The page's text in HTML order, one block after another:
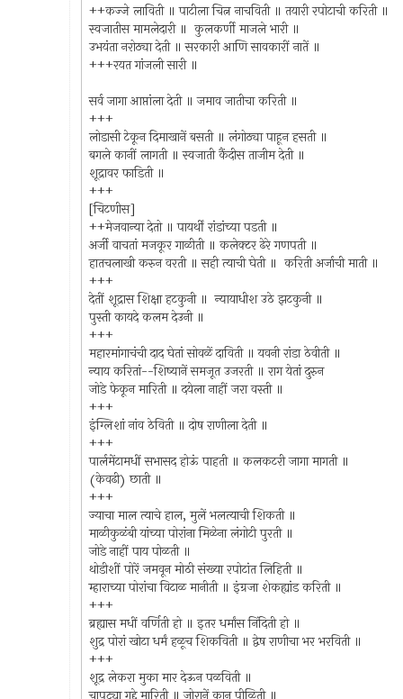
++कज्जे लाविती ॥ पाटीला चित्न नाचविती ॥ तयारी रपोटाची करिती ॥
स्वजातीस मामलेदारी ॥ कुलकर्णी माजले भारी ॥
उभयंता नरोठ्या देती ॥ सरकारी आणि सावकारीं नातें ॥
+++रयत गांजली सारी ॥
सर्व जागा आप्तांला देती ॥ जमाव जातीचा करिती ॥
+++
लोडासी टेकून दिमाखानें बसती ॥ लंगोठ्या पाहून हसती ॥
बगले कानीं लागती ॥ स्वजाती कैंदीस ताजीम देती ॥
शूद्रावर फाडिती ॥
+++
[चिटणीस]
++मेजवान्या देतो ॥ पायर्थीं रांडांच्या पडती ॥
अर्जी वाचतां मजकूर गाळीती ॥ कलेक्टर ढेरे गणपती ॥
हातचलाखी करुन वरती ॥ सही त्याची घेती ॥ करिती अर्जाची माती ॥
+++
देतीं शूद्रास शिक्षा हटकुनी ॥ न्यायाधीश उठे झटकुनी ॥
पुस्ती कायदे कलम देउनी ॥
+++
महारमांगाचंची दाद घेतां सोवळें दाविती ॥ यवनी रांडा ठेवीती ॥
न्याय करितां--शिष्यानें समजूत उजरती ॥ राग येतां दुरुन
जोडे फेकून मारिती ॥ दयेला नाहीं जरा वस्ती ॥
+++
इंग्लिशां नांव ठेविती ॥ दोष राणीला देती ॥
+++
पार्लमेंटामधीं सभासद होऊं पाहती ॥ कलकटरी जागा मागती ॥
(केवढी) छाती ॥
+++
ज्याचा माल त्याचे हाल, मुलें भलत्याची शिकती ॥
माळीकुळंबी यांच्या पोरांना मिळेना लंगोटी पुरती ॥
जोडे नाहीं पाय पोळती ॥
थोडीशीं पोरें जमवून मोठी संख्या रपोटांत लिहिती ॥
म्हाराच्या पोरांचा विटाळ मानीती ॥ इंग्रजा शेकह्यांड करिती ॥
+++
ब्रह्यास मधीं वर्णिती हो ॥ इतर धर्मांस निंदिती हो ॥
शुद्र पोरां खोटा धर्मं हळूच शिकविती ॥ द्वेष राणीचा भर भरविती ॥
+++
शूद्र लेकरा मुका मार देऊन पळविती ॥